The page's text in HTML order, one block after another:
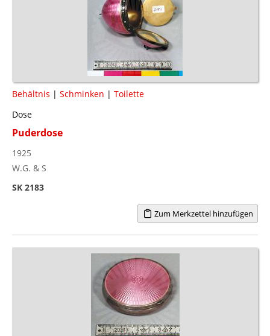
Behältnis | Schminken | Toilette
Dose
Puderdose
1925
W.G. & S
SK 2183
Zum Merkzettel hinzufügen